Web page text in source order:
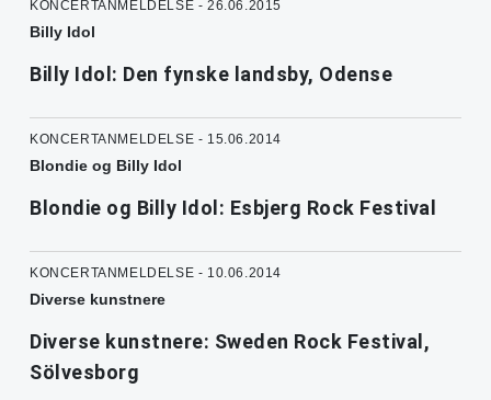
KONCERTANMELDELSE - 26.06.2015
Billy Idol
Billy Idol: Den fynske landsby, Odense
KONCERTANMELDELSE - 15.06.2014
Blondie og Billy Idol
Blondie og Billy Idol: Esbjerg Rock Festival
KONCERTANMELDELSE - 10.06.2014
Diverse kunstnere
Diverse kunstnere: Sweden Rock Festival,
Sölvesborg